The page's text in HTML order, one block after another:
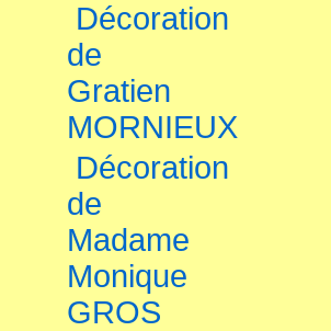
Décoration
de
Gratien
MORNIEUX
Décoration
de
Madame
Monique
GROS